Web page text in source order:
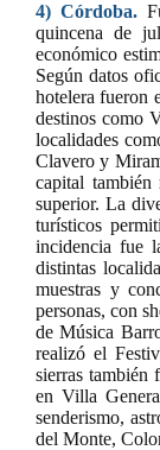
4) Córdoba.
quincena de
económico
Según datos
hotelera fueron
destinos como
localidades
Clavero y
capital también
superior. La
turísticos
incidencia fue
distintas
muestras y
personas, con
de Música
realizó el
sierras también
en Villa
senderismo,
del Monte,